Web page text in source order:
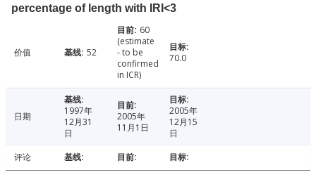
percentage of length with IRI<3
价值 52
60
(estimate
- to be
confirmed
in ICR)
70.0
日期
1997年
12月31
日
2005年
11月1日
2005年
12月15
日
评论